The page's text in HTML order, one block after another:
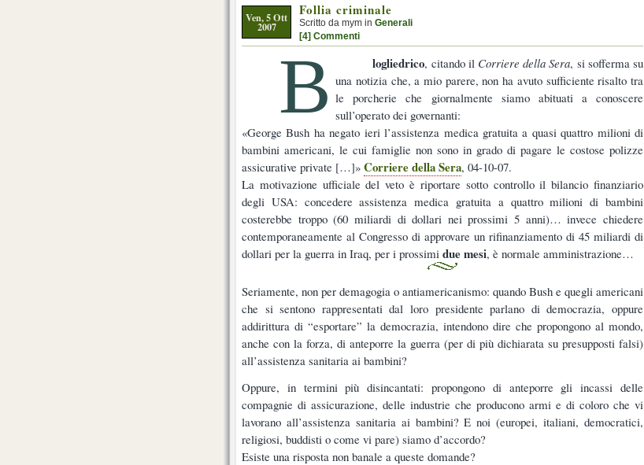
Ven, 5 Ott
2007
Follia criminale
Scritto da mym in Generali
[4] Commenti
B logliedrico, citando il Corriere della Sera, si sofferma su
una notizia che, a mio parere, non ha avuto sufficiente risalto tra
le porcherie che giornalmente siamo abituati a conoscere
sull’operato dei governanti:
«George Bush ha negato ieri l’assistenza medica gratuita a quasi quattro milioni di
bambini americani, le cui famiglie non sono in grado di pagare le costose polizze
assicurative private […]» Corriere della Sera, 04-10-07.
La motivazione ufficiale del veto è riportare sotto controllo il bilancio finanziario
degli USA: concedere assistenza medica gratuita a quattro milioni di bambini
costerebbe troppo (60 miliardi di dollari nei prossimi 5 anni)… invece chiedere
contemporaneamente al Congresso di approvare un rifinanziamento di 45 miliardi di
dollari per la guerra in Iraq, per i prossimi due mesi, è normale amministrazione…
Seriamente, non per demagogia o antiamericanismo: quando Bush e quegli americani
che si sentono rappresentati dal loro presidente parlano di democrazia, oppure
addirittura di “esportare” la democrazia, intendono dire che propongono al mondo,
anche con la forza, di anteporre la guerra (per di più dichiarata su presupposti falsi)
all’assistenza sanitaria ai bambini?
Oppure, in termini più disincantati: propongono di anteporre gli incassi delle
compagnie di assicurazione, delle industrie che producono armi e di coloro che vi
lavorano all’assistenza sanitaria ai bambini? E noi (europei, italiani, democratici,
religiosi, buddisti o come vi pare) siamo d’accordo?
Esiste una risposta non banale a queste domande?